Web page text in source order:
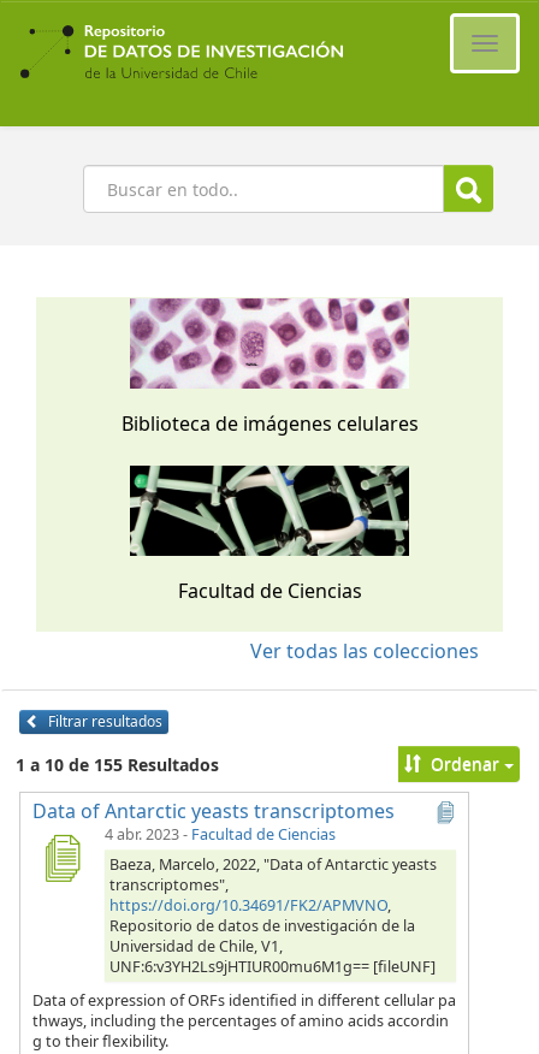
Ir
contenido
principal
Buscar
Biblioteca de imágenes celulares
Facultad de Ciencias
Ver todas las colecciones
Filtrar resultados
1 a 10 de 155 Resultados Ordenar
Data of Antarctic yeasts transcriptomes
4 abr. 2023- Facultad de Ciencias
Baeza, Marcelo, 2022, "Data of Antarctic yeasts
transcriptomes",
https://doi.org/10.34691/FK2/APMVNO,
Repositorio de datos de investigación de la
Universidad de Chile, V1,
UNF:6:v3YH2Ls9jHTIUR00mu6M1g== [fileUNF]
Data of expression of ORFs identified in different cellular pa
thways, including the percentages of amino acids accordin
g to their flexibility.